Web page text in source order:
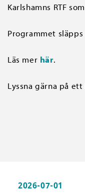
Karlshamns RTF
Programmet
Läs mer här.
Lyssna gärna på ett
2026-07-01